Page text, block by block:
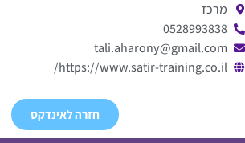
מרכז
0528993838
tali.aharony@gmail.com
https://www.satir-training.co.il/
חזרה לאינדקס